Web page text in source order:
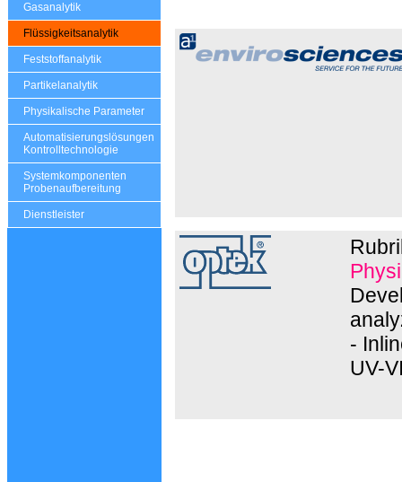
Gasanalytik
Flüssigkeitsanalytik
Feststoffanalytik
Partikelanalytik
Physikalische Parameter
Automatisierungslösungen
Kontrolltechnologie
Systemkomponenten
Probenaufbereitung
Dienstleister
-
UV-